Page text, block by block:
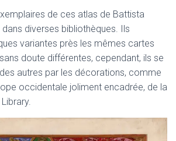
de ces atlas de Battista
diverses bibliothèques. Ils
variantes près les mêmes cartes
doute différentes, cependant, ils se
autres par les décorations, comme
occidentale joliment encadrée, de la